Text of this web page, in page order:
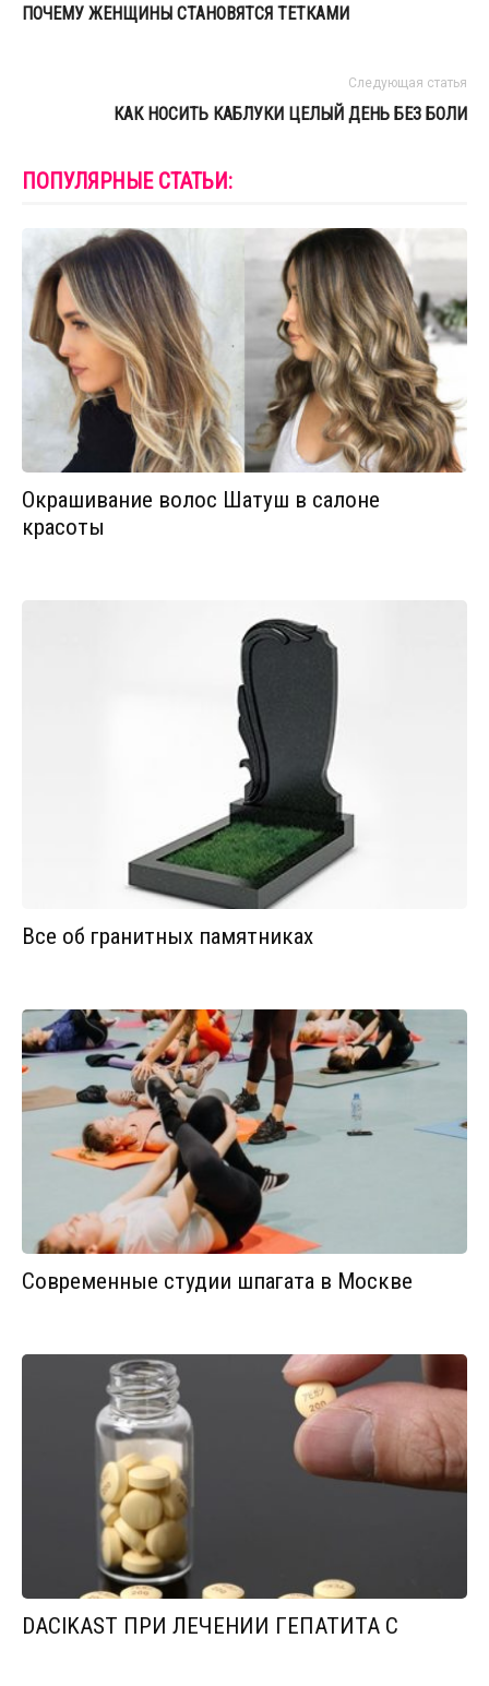
ПОЧЕМУ ЖЕНЩИНЫ СТАНОВЯТСЯ ТЕТКАМИ
Следующая статья
КАК НОСИТЬ КАБЛУКИ ЦЕЛЫЙ ДЕНЬ БЕЗ БОЛИ
ПОПУЛЯРНЫЕ СТАТЬИ:
Окрашивание волос Шатуш в салоне
красоты
Все об гранитных памятниках
Современные студии шпагата в Москве
DACIKAST ПРИ ЛЕЧЕНИИ ГЕПАТИТА С